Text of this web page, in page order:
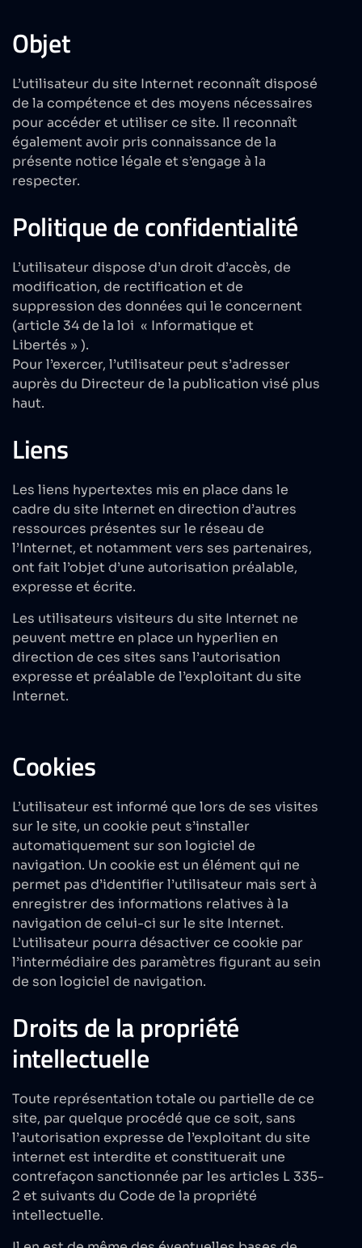
Objet
L’utilisateur du site Internet reconnaît disposé
de la compétence et des moyens nécessaires
pour accéder et utiliser ce site. Il reconnaît
également avoir pris connaissance de la
présente notice légale et s’engage à la
respecter.
Politique de confidentialité
L’utilisateur dispose d’un droit d’accès, de
modification, de rectification et de
suppression des données qui le concernent
(article 34 de la loi « Informatique et
Libertés » ).
Pour l’exercer, l’utilisateur peut s’adresser
auprès du Directeur de la publication visé plus
haut.
Liens
Les liens hypertextes mis en place dans le
cadre du site Internet en direction d’autres
ressources présentes sur le réseau de
l’Internet, et notamment vers ses partenaires,
ont fait l’objet d’une autorisation préalable,
expresse et écrite.
Les utilisateurs visiteurs du site Internet ne
peuvent mettre en place un hyperlien en
direction de ces sites sans l’autorisation
expresse et préalable de l’exploitant du site
Internet.
Cookies
L’utilisateur est informé que lors de ses visites
sur le site, un cookie peut s’installer
automatiquement sur son logiciel de
navigation. Un cookie est un élément qui ne
permet pas d’identifier l’utilisateur mais sert à
enregistrer des informations relatives à la
navigation de celui-ci sur le site Internet.
L’utilisateur pourra désactiver ce cookie par
l’intermédiaire des paramètres figurant au sein
de son logiciel de navigation.
Droits de la propriété
intellectuelle
Toute représentation totale ou partielle de ce
site, par quelque procédé que ce soit, sans
l’autorisation expresse de l’exploitant du site
internet est interdite et constituerait une
contrefaçon sanctionnée par les articles L 335-
2 et suivants du Code de la propriété
intellectuelle.